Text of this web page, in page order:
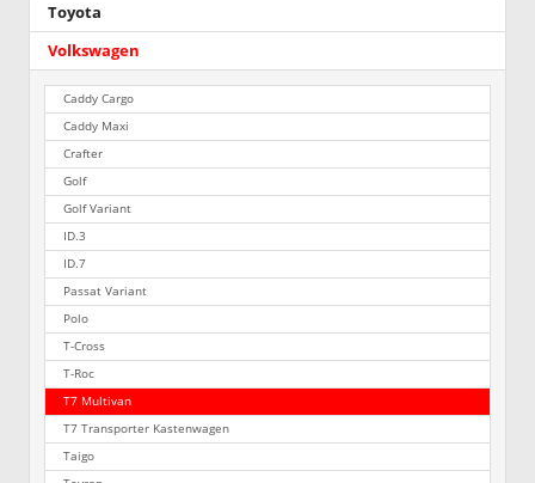
Toyota
Volkswagen
Caddy Cargo
Caddy Maxi
Crafter
Golf
Golf Variant
ID.3
ID.7
Passat Variant
Polo
T-Cross
T-Roc
T7 Multivan
T7 Transporter Kastenwagen
Taigo